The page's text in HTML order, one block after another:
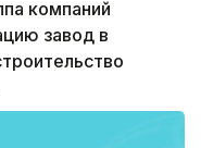
компаний
завод в